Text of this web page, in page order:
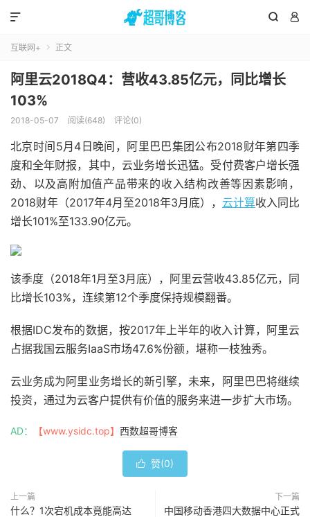
 

互联网+  正文
阿里云2018Q4：营收43.85亿元，同比增长
103%
2018-05-07 阅读(648) 评论(0)
北京时间5月4日晚间，阿里巴巴集团公布2018财年第四季
度和全年财报，其中，云业务增长迅猛。受付费客户增长强
劲、以及高附加值产品带来的收入结构改善等因素影响，
2018财年（2017年4月至2018年3月底）， 云计算收入同比
增长101%至133.90亿元。
该季度（2018年1月至3月底），阿里云营收43.85亿元，同
比增长103%，连续第12个季度保持规模翻番。
根据IDC发布的数据，按2017年上半年的收入计算，阿里云
占据我国云服务IaaS市场47.6%份额，堪称一枝独秀。
云业务成为阿里业务增长的新引擎，未来，阿里巴巴将继续
投资，通过为云客户提供有价值的服务来进一步扩大市场。
AD： 【www.ysidc.top】 西数超哥博客
 赞(0)
上一篇
什么？1次宕机成本竟能高达
下一篇
中国移动香港四大数据中心正式